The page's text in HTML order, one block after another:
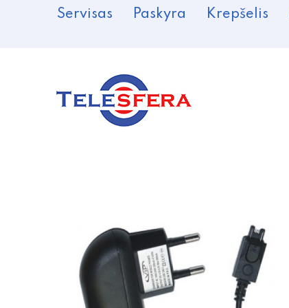
Servisas Paskyra Krepšelis